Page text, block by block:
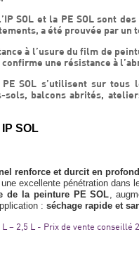
SOL et la PE SOL sont
a été prouvée par un
à l’usure du film de
une résistance à
SOL s’utilisent sur
sols, balcons abrités,
SOL
renforce et durcit en
excellente pénétration dans
de la peinture PE SOL,
: séchage rapide et
– 2,5 L - Prix de vente conseillé